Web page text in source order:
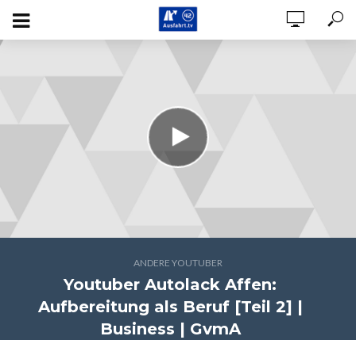
ANDERE YOUTUBER
Youtuber Autolack Affen:
Aufbereitung als Beruf [Teil 2] |
Business | GvmA